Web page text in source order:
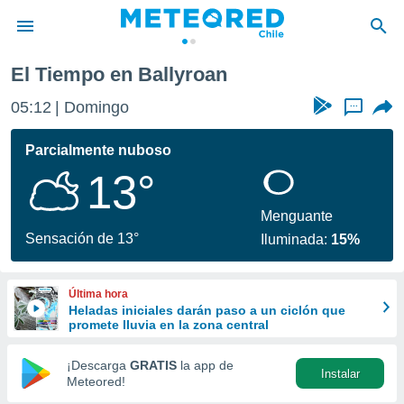
de
por
se
calidad.
a este
las
y
forma
digital
basada
El Tiempo en Ballyroan
05:12 Domingo ...
Parcialmente nuboso
13°
Sensación de 13°
Menguante
Iluminada: 15%
Última hora
Heladas iniciales darán paso a un ciclón que
promete lluvia en la zona central
¡Descarga GRATIS la app de
Meteored!
Instalar